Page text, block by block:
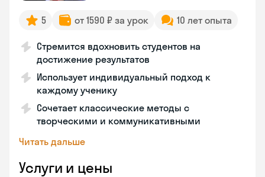
5 от 1590 ₽ за урок 10 лет опыта
Стремится вдохновить студентов на
достижение результатов
Использует индивидуальный подход к
каждому ученику
Сочетает классические методы с
творческими и коммуникативными
Читать дальше
Услуги и цены